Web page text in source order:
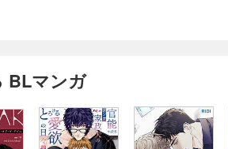
BLマンガ